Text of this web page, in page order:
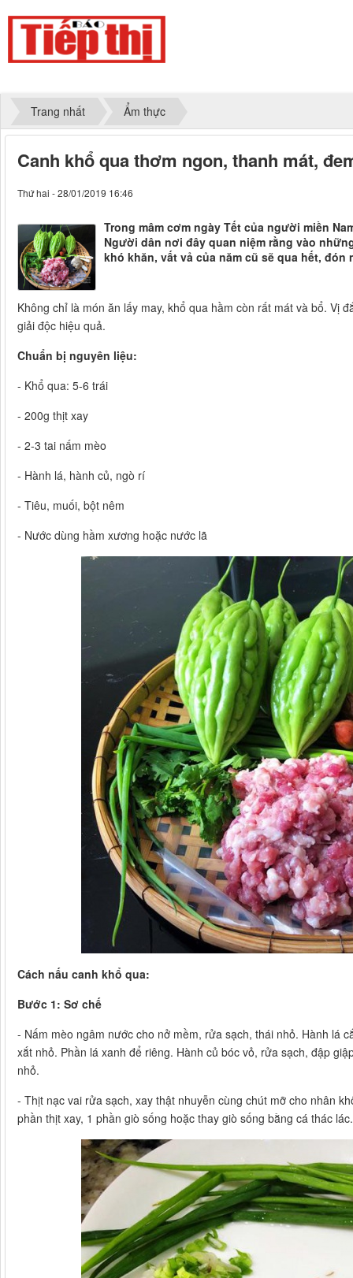
Trang nhất Ẩm thực
Canh khổ qua thơm ngon, thanh mát,
Thứ hai - 28/01/2019 16:46
Trong mâm cơm ngày Tết của người miền
Người dân nơi đây quan niệm rằng vào
khó khăn, vất vả của năm cũ sẽ qua hết,
Không chỉ là món ăn lấy may, khổ qua hầm còn rất mát và bổ. Vị
giải độc hiệu quả.
Chuẩn bị nguyên liệu:
- Khổ qua: 5-6 trái
- 200g thịt xay
- 2-3 tai nấm mèo
- Hành lá, hành củ, ngò rí
- Tiêu, muối, bột nêm
- Nước dùng hầm xương hoặc nước lã
Cách nấu canh khổ qua:
Bước 1: Sơ chế
- Nấm mèo ngâm nước cho nở mềm, rửa sạch, thái nhỏ. Hành lá
xắt nhỏ. Phần lá xanh để riêng. Hành củ bóc vỏ, rửa sạch, đập
nhỏ.
- Thịt nạc vai rửa sạch, xay thật nhuyễn cùng chút mỡ cho nhân
phần thịt xay, 1 phần giò sống hoặc thay giò sống bằng cá thác